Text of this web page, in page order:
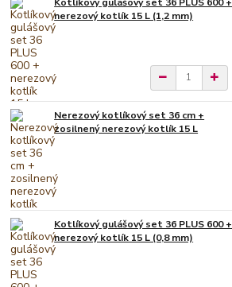
nerezový kotlík 15 L (1,2 mm)
Nerezový kotlíkový set 36 cm +
zosilnený nerezový kotlík 15 L
Kotlíkový gulášový set 36 PLUS 600 +
nerezový kotlík 15 L (0,8 mm)